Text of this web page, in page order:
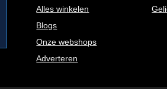
Alles winkelen
Blogs
Onze webshops
Adverteren